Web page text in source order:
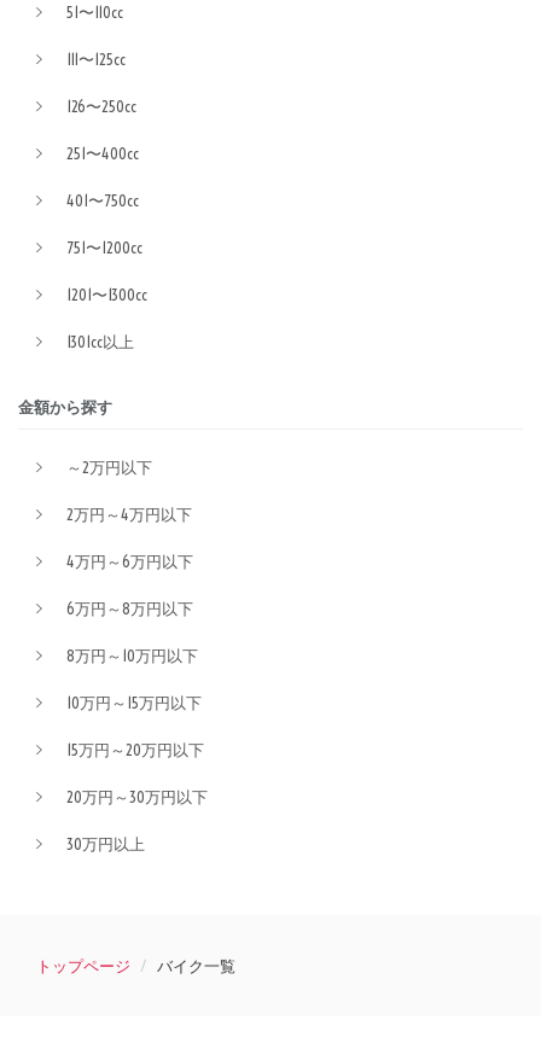
51〜110cc
111〜125cc
126〜250cc
251〜400cc
401〜750cc
751〜1200cc
1201〜1300cc
1301cc以上
金額から探す
～2万円以下
2万円～4万円以下
4万円～6万円以下
6万円～8万円以下
8万円～10万円以下
10万円～15万円以下
15万円～20万円以下
20万円～30万円以下
30万円以上
トップページ バイク一覧